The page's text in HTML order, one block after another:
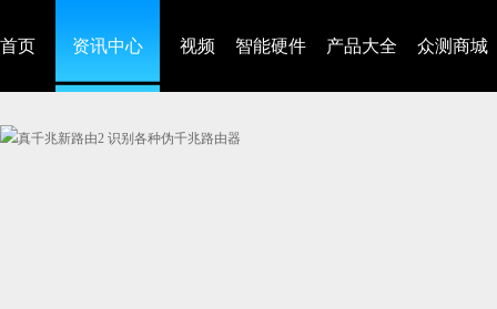
首页 资讯中心 视频 智能硬件 产品大全 众测商城